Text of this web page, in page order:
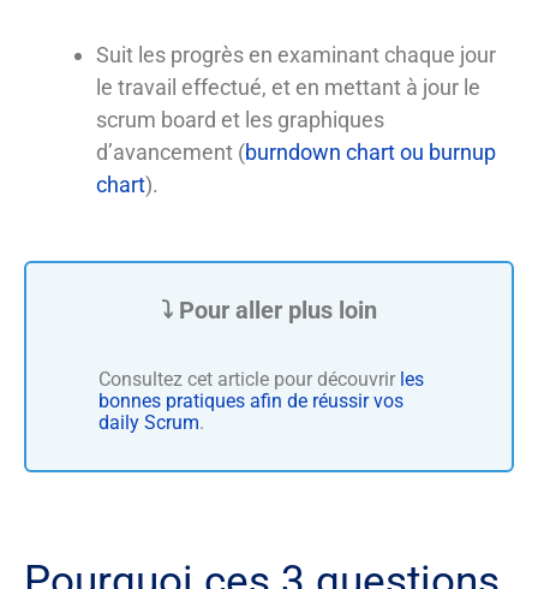
Suit les progrès en examinant chaque jour
le travail effectué, et en mettant à jour le
scrum board et les graphiques
d’avancement (burndown chart ou burnup
chart).
Consultez cet article pour découvrir les
bonnes pratiques afin de réussir vos
daily Scrum.